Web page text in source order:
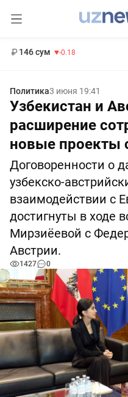
146 сум -0.18
Политика3 июня 19:41
Узбекистан и
расширение
новые проекты
Договоренности о
узбекско-
взаимодействии с
достигнуты в ходе
Мирзиёевой с
Австрии.
1427 0